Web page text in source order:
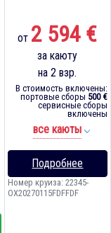
от 2 594 €
за каюту
на 2 взр.
В стоимость включены:
портовые сборы 500 €
сервисные сборы
включены
все каюты
Подробнее
Номер круиза: 22345-
OX20270115FDFFDF